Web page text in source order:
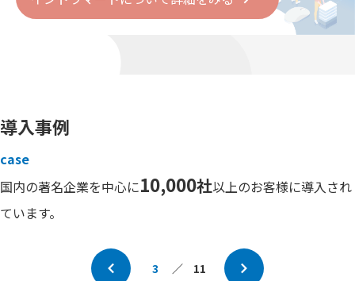
導入事例
case
国内の著名企業を中心に10,000社以上のお客様に導入され
ています。
3 ／ 11